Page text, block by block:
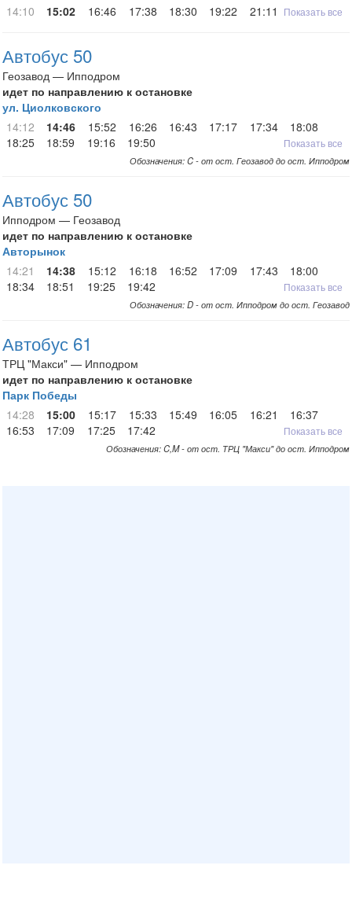
14:10
15:02 16:46 17:38 18:30 19:22 21:11 Показать все
Автобус 50
Геозавод — Ипподром
идет по направлению к остановке
ул. Циолковского
14:12
14:46 15:52 16:26 16:43 17:17 17:34
18:08
18:25
18:59 19:16 19:50 Показать все
Обозначения: C - от ост. Геозавод до ост. Ипподром
Автобус 50
Ипподром — Геозавод
идет по направлению к остановке
Авторынок
14:21
14:38 15:12 16:18 16:52 17:09 17:43
18:00
18:34
18:51 19:25 19:42 Показать все
Обозначения: D - от ост. Ипподром до ост. Геозавод
Автобус 61
ТРЦ "Макси" — Ипподром
идет по направлению к остановке
Парк Победы
14:28
15:00 15:17 15:33 15:49 16:05 16:21
16:37
16:53
17:09 17:25 17:42 Показать все
Обозначения: C,M - от ост. ТРЦ "Макси" до ост. Ипподром